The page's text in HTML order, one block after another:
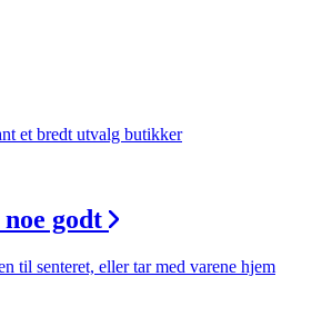
et bredt utvalg butikker
noe godt
til senteret, eller tar med varene hjem